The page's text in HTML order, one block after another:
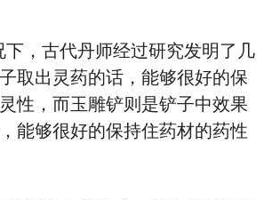
古代丹师经过研究发明了几
取出灵药的话，能够很好的保
性，而玉雕铲则是铲子中效果
能够很好的保持住药材的药性